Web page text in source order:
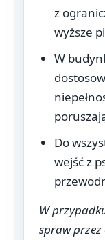
z
wyższe
W
Do
wejść z
W
spraw